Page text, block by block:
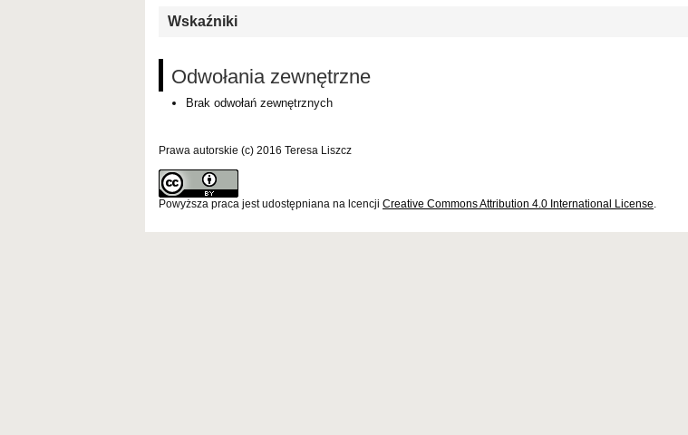
Wskaźniki
Odwołania zewnętrzne
Brak odwołań zewnętrznych
Prawa autorskie (c) 2016 Teresa Liszcz
Powyższa praca jest udostępniana na lcencji Creative Commons Attribution 4.0 International License.